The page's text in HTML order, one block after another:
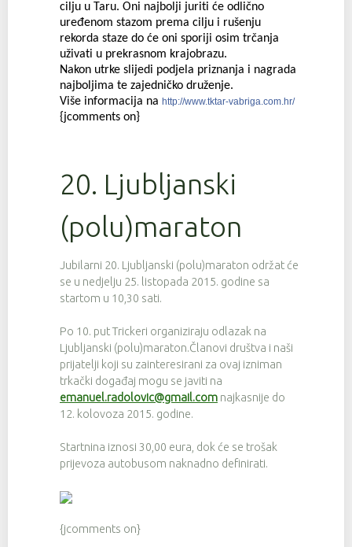
cilju u Taru. Oni najbolji juriti će odlično
uređenom stazom prema cilju i rušenju
rekorda staze do će oni sporiji osim trčanja
uživati u prekrasnom krajobrazu.
Nakon utrke slijedi podjela priznanja i nagrada
najboljima te zajedničko druženje.
Više informacija na http://www.tktar-vabriga.com.hr/
{jcomments on}
20. Ljubljanski
(polu)maraton
Jubilarni 20. Ljubljanski (polu)maraton održat će
se u nedjelju 25. listopada 2015. godine sa
startom u 10,30 sati.
Po 10. put Trickeri organiziraju odlazak na
Ljubljanski (polu)maraton.Članovi društva i naši
prijatelji koji su zainteresirani za ovaj izniman
trkački događaj mogu se javiti na
emanuel.radolovic@gmail.com najkasnije do
12. kolovoza 2015. godine.
Startnina iznosi 30,00 eura, dok će se trošak
prijevoza autobusom naknadno definirati.
{jcomments on}